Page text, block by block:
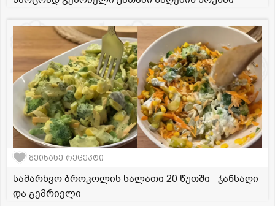
შეინახე რეცეპტი
სამარხვო ბროკოლის სალათი 20 წუთში - ჯანსაღი
და გემრიელი